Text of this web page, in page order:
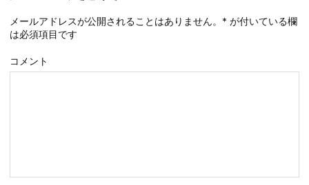
メールアドレスが公開されることはありません。 * が付いている欄
は必須項目です
コメント